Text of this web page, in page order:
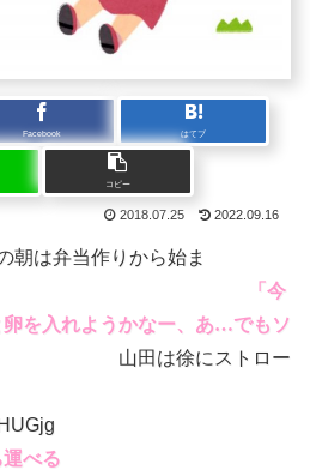
Facebook はてブ
コピー
2018.07.25 2022.09.16
朝は弁当作りから始ま
「今
卵を入れようかなー、あ…でもソ
田は徐にストロー
べる